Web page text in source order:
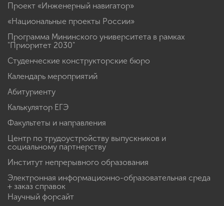
Проект «Инженерный навигатор»
«Национальные проекты России»
Программа Мининского университета в рамках
"Приоритет 2030"
Студенческие конструкторские бюро
Календарь мероприятий
Абитуриенту
Калькулятор ЕГЭ
Факультеты и направления
Центр по трудоустройству выпускников и
социальному партнерству
Институт непрерывного образования
Электронная информационно-образовательная среда
+ заказ справок
Научный форсайт